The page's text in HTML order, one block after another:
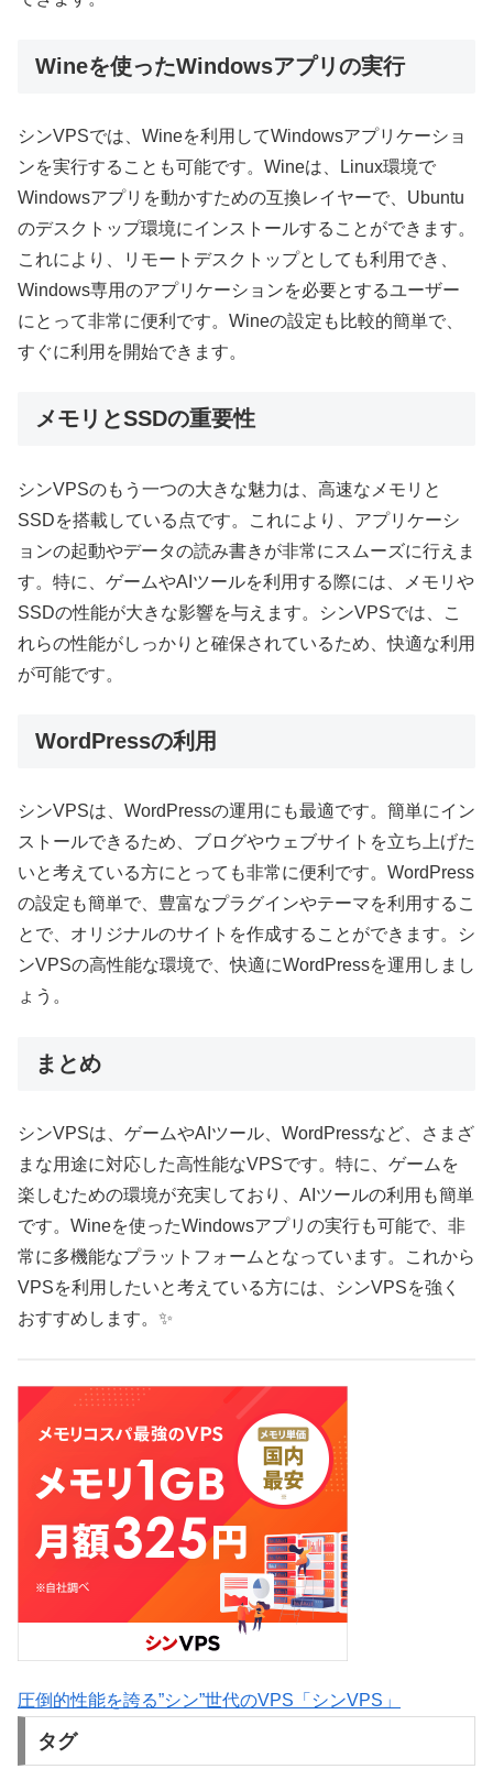
Wineを使ったWindowsアプリの実行
シンVPSでは、Wineを利用してWindowsアプリケーショ
ンを実行することも可能です。Wineは、Linux環境で
Windowsアプリを動かすための互換レイヤーで、Ubuntu
のデスクトップ環境にインストールすることができます。
これにより、リモートデスクトップとしても利用でき、
Windows専用のアプリケーションを必要とするユーザー
にとって非常に便利です。Wineの設定も比較的簡単で、
すぐに利用を開始できます。
メモリとSSDの重要性
シンVPSのもう一つの大きな魅力は、高速なメモリと
SSDを搭載している点です。これにより、アプリケーシ
ョンの起動やデータの読み書きが非常にスムーズに行えま
す。特に、ゲームやAIツールを利用する際には、メモリや
SSDの性能が大きな影響を与えます。シンVPSでは、こ
れらの性能がしっかりと確保されているため、快適な利用
が可能です。
WordPressの利用
シンVPSは、WordPressの運用にも最適です。簡単にイン
ストールできるため、ブログやウェブサイトを立ち上げた
いと考えている方にとっても非常に便利です。WordPress
の設定も簡単で、豊富なプラグインやテーマを利用するこ
とで、オリジナルのサイトを作成することができます。シ
ンVPSの高性能な環境で、快適にWordPressを運用しまし
ょう。
まとめ
シンVPSは、ゲームやAIツール、WordPressなど、さまざ
まな用途に対応した高性能なVPSです。特に、ゲームを
楽しむための環境が充実しており、AIツールの利用も簡単
です。Wineを使ったWindowsアプリの実行も可能で、非
常に多機能なプラットフォームとなっています。これから
VPSを利用したいと考えている方には、シンVPSを強く
おすすめします。✨
圧倒的性能を誇る”シン”世代のVPS「シンVPS」
タグ